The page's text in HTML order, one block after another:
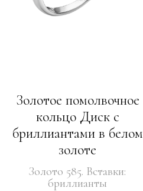
Золотое помолвочное
кольцо Диск с
бриллиантами в белом
золоте
Золото 585. Вставки:
бриллианты